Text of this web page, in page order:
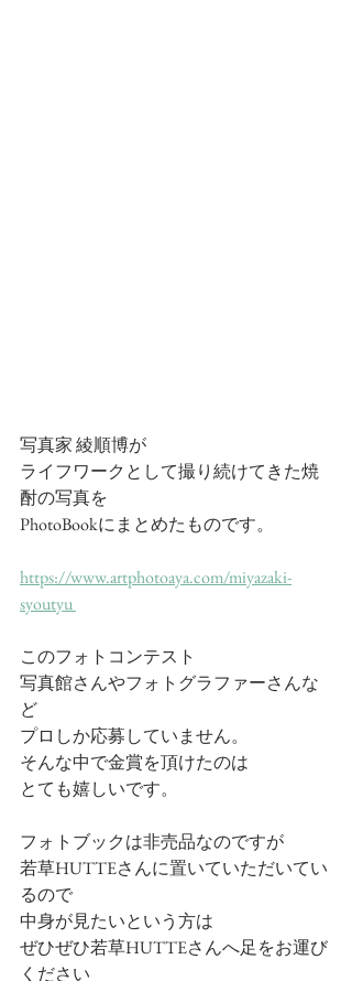
写真家 綾順博が
ライフワークとして撮り続けてきた焼
酎の写真を
PhotoBookにまとめたものです。
https://www.artphotoaya.com/miyazaki-
syoutyu
このフォトコンテスト
写真館さんやフォトグラファーさんな
ど
プロしか応募していません。
そんな中で金賞を頂けたのは
とても嬉しいです。
フォトブックは非売品なのですが
若草HUTTEさんに置いていただいてい
るので
中身が見たいという方は
ぜひぜひ若草HUTTEさんへ足をお運び
ください